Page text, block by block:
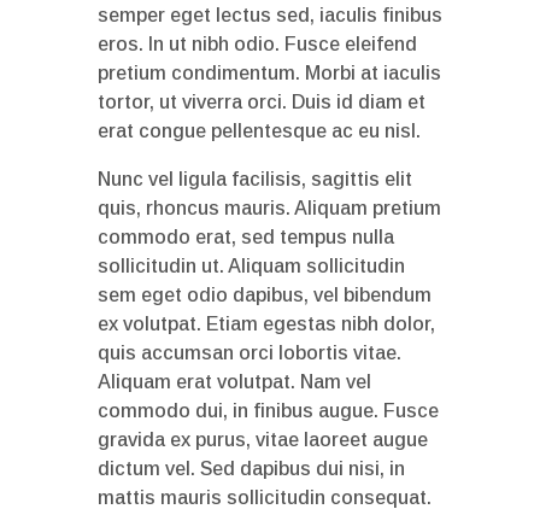
semper eget lectus sed, iaculis finibus
eros. In ut nibh odio. Fusce eleifend
pretium condimentum. Morbi at iaculis
tortor, ut viverra orci. Duis id diam et
erat congue pellentesque ac eu nisl.
Nunc vel ligula facilisis, sagittis elit
quis, rhoncus mauris. Aliquam pretium
commodo erat, sed tempus nulla
sollicitudin ut. Aliquam sollicitudin
sem eget odio dapibus, vel bibendum
ex volutpat. Etiam egestas nibh dolor,
quis accumsan orci lobortis vitae.
Aliquam erat volutpat. Nam vel
commodo dui, in finibus augue. Fusce
gravida ex purus, vitae laoreet augue
dictum vel. Sed dapibus dui nisi, in
mattis mauris sollicitudin consequat.